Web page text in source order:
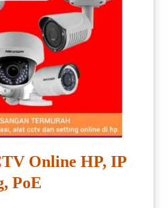
Online HP, IP
PoE